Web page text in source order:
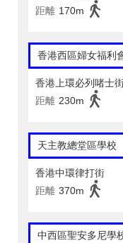
距離 170m
香港西區婦女福利
香港上環必列啫士
距離 230m
天主教總堂區學校
香港中環律打街
距離 370m
中西區聖安多尼學